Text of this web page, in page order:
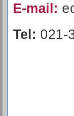
E-mail:
Tel: 021-